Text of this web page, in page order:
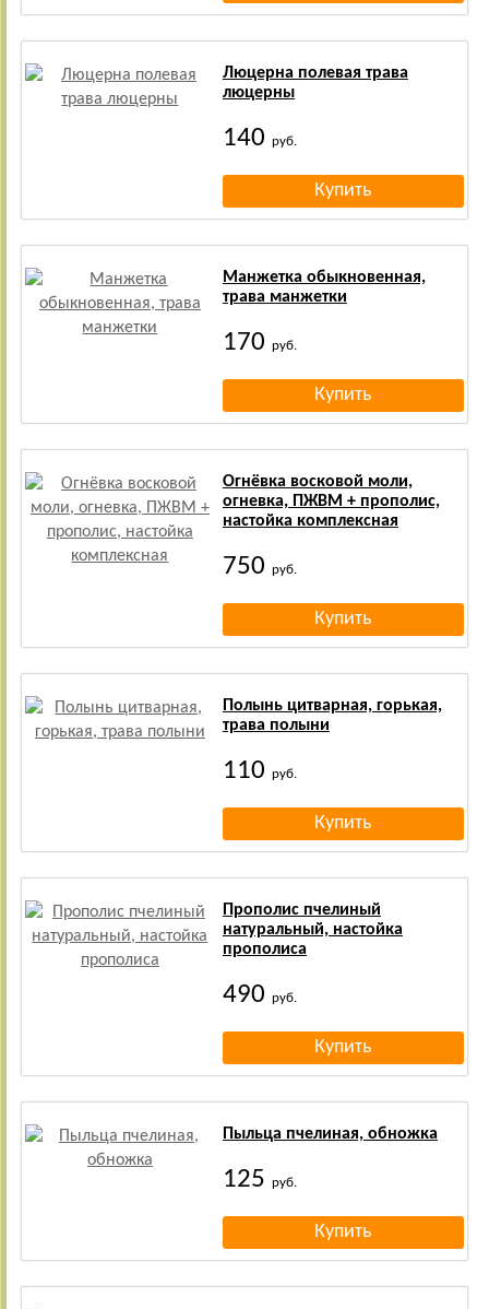
Люцерна полевая трава
люцерны
140 руб.
Манжетка обыкновенная,
трава манжетки
170 руб.
Огнёвка восковой моли,
огневка, ПЖВМ + прополис,
настойка комплексная
750 руб.
Полынь цитварная, горькая,
трава полыни
110 руб.
Прополис пчелиный
натуральный, настойка
прополиса
490 руб.
Пыльца пчелиная, обножка
125 руб.